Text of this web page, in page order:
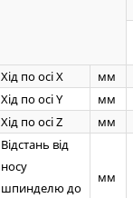
Хід по осі Х мм
Хід по осі Y
мм
Хід по осі Z
мм
Відстань від
носу
шпинделю до
мм